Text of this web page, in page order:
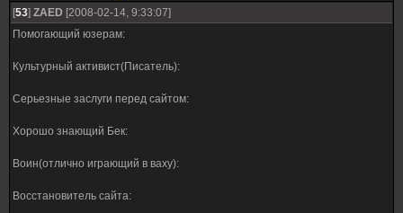
[53] ZAED [2008-02-14, 9:33:07]
Помогающий юзерам:
Культурный активист(Писатель):
Серьезные заслуги перед сайтом:
Хорошо знающий Бек:
Воин(отлично играющий в ваху):
Восстановитель сайта: